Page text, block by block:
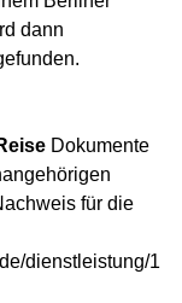
dann
Dokumente
für die
dienstleistung/1